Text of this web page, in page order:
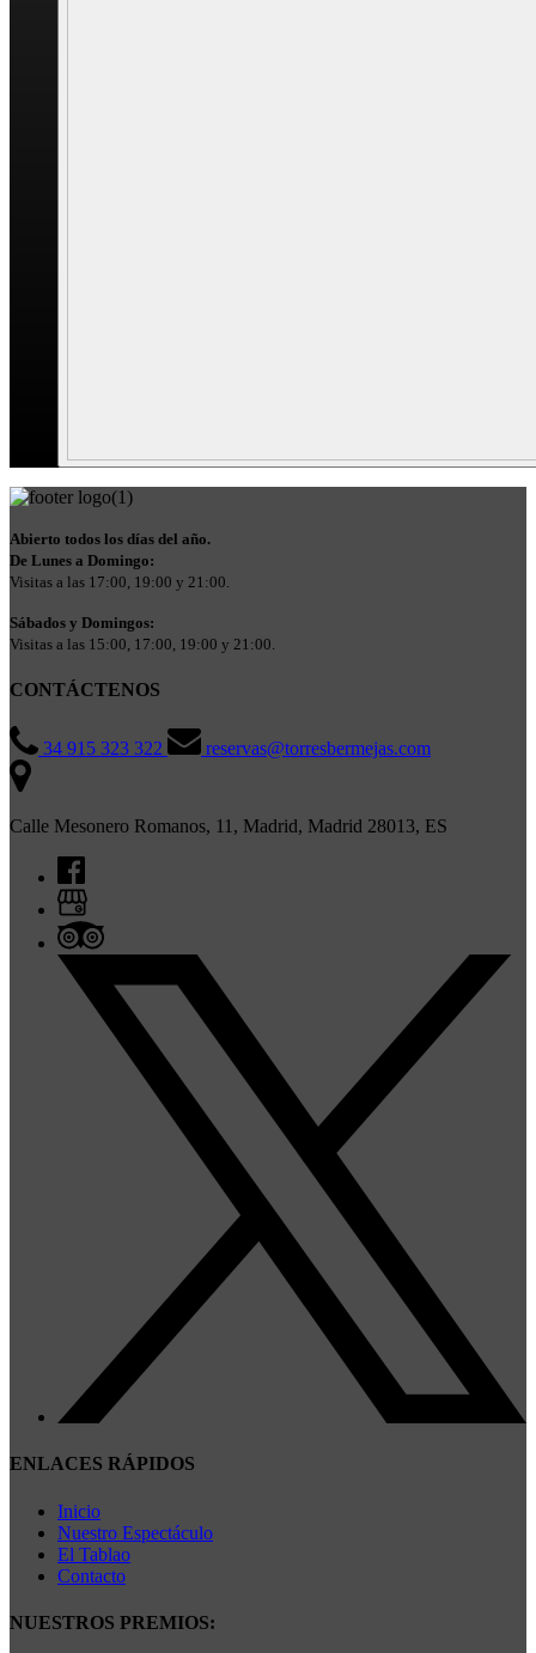
Abierto todos los días del año.
De Lunes a Domingo:
Visitas a las 17:00, 19:00 y 21:00.
Sábados y Domingos:
Visitas a las 15:00, 17:00, 19:00 y 21:00.
CONTÁCTENOS
34 915 323 322 reservas@torresbermejas.com
Calle Mesonero Romanos, 11, Madrid, Madrid 28013, ES
ENLACES RÁPIDOS
Inicio
Nuestro Espectáculo
El Tablao
Contacto
NUESTROS PREMIOS: